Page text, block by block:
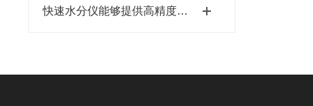
快速水分仪能够提供高精度的测量结果